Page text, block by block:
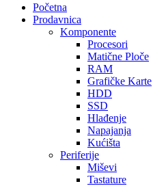
Početna
Prodavnica
Komponente
Procesori
Matične Ploče
RAM
Grafičke Karte
HDD
SSD
Hlađenje
Napajanja
Kućišta
Periferije
Miševi
Tastature